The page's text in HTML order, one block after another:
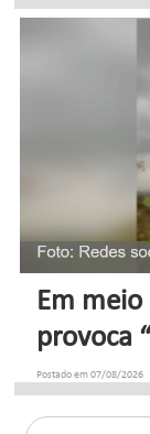
Em
provoca
Postado em 07/08/2026